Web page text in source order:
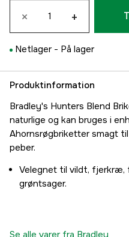
× +
Netlager - På lager
Produktinformation
Bradley's Hunters Blend
naturlige og kan bruges i
Ahornsrøgbriketter smagt
peber.
Velegnet til vildt, fjerkræ,
grøntsager.